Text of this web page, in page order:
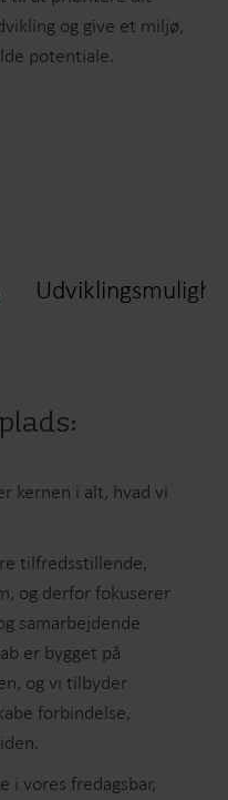
og give et miljø,
potentiale.
kernen i alt, hvad vi
tilfredsstillende,
og derfor fokuserer
samarbejdende
er bygget på
og vi tilbyder
forbindelse,
i vores fredagsbar,